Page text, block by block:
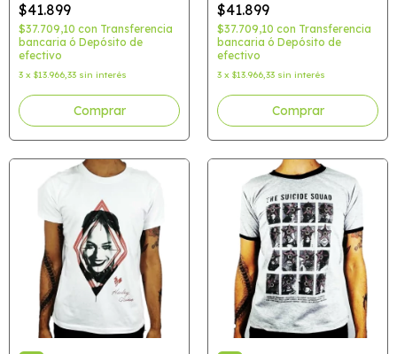
$41.899
$37.709,10 con Transferencia
bancaria ó Depósito de
efectivo
3 x $13.966,33 sin interés
Comprar
$41.899
$37.709,10 con Transferencia
bancaria ó Depósito de
efectivo
3 x $13.966,33 sin interés
Comprar